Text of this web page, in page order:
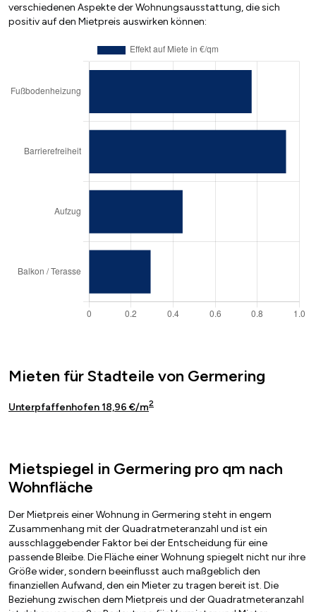
verschiedenen Aspekte der Wohnungsausstattung, die sich
positiv auf den Mietpreis auswirken können:
Mieten für Stadteile von Germering
Unterpfaffenhofen 18,96 €/m2
Mietspiegel in Germering pro qm nach
Wohnfläche
Der Mietpreis einer Wohnung in Germering steht in engem
Zusammenhang mit der Quadratmeteranzahl und ist ein
ausschlaggebender Faktor bei der Entscheidung für eine
passende Bleibe. Die Fläche einer Wohnung spiegelt nicht nur ihre
Größe wider, sondern beeinflusst auch maßgeblich den
finanziellen Aufwand, den ein Mieter zu tragen bereit ist. Die
Beziehung zwischen dem Mietpreis und der Quadratmeteranzahl